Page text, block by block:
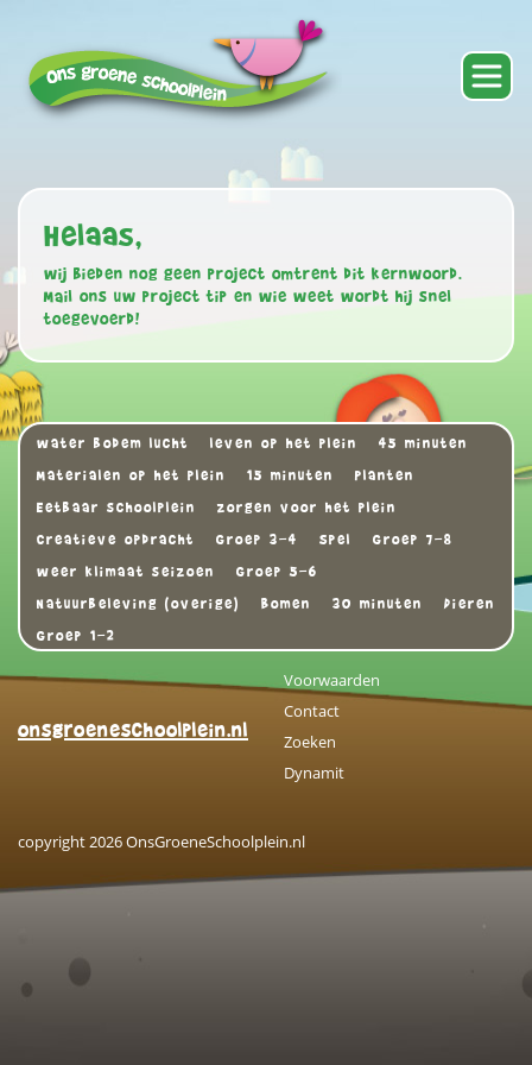
Helaas,
wij bieden nog geen project omtrent dit kernwoord.
Mail ons uw project tip en wie weet wordt hij snel
toegevoerd!
water bodem lucht leven op het plein
45 minuten
Materialen op het plein
15 minuten
Planten
Eetbaar schoolplein
zorgen voor het plein
Creatieve opdracht
Groep 3-4 Spel
Groep 7-8
weer klimaat seizoen
Groep 5-6
Natuurbeleving (overige)
Bomen 30 minuten
Dieren
Groep 1-2
onsgroeneschoolplein.nl
Voorwaarden
Contact
Zoeken
Dynamit
copyright 2026 OnsGroeneSchoolplein.nl